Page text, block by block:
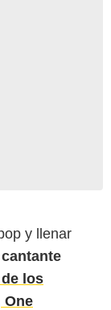
y llenar
los
One